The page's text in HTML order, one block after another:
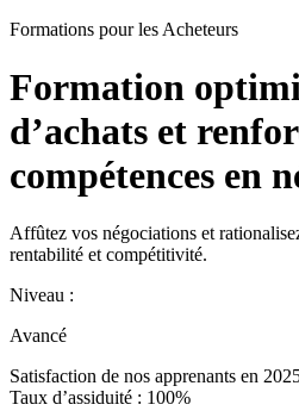
Formations pour les Acheteurs
Formation
d’achats et
compétences en
Affûtez vos négociations et
rentabilité et compétitivité.
Niveau :
Avancé
Satisfaction de nos apprenants en
Taux d’assiduité : 100%